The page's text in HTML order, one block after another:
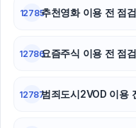
12785추천영화 이용 전 점
12786요즘주식 이용 전 점
12787범죄도시2VOD 이용